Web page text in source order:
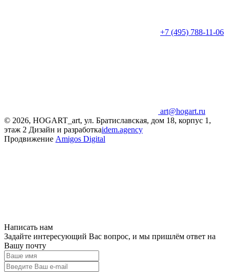
+7 (495) 788-11-06
art@hogart.ru
© 2026, HOGART_art, ул. Братиславская, дом 18, корпус 1,
этаж 2 Дизайн и разработкаidem.agency
Продвижение Amigos Digital
Написать нам
Задайте интересующий Вас вопрос, и мы пришлём ответ на
Вашу почту